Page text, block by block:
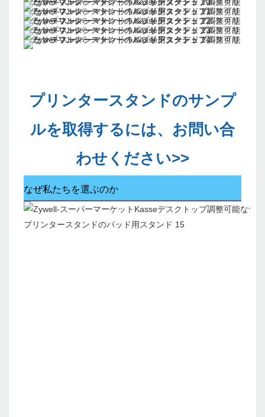
プリンタースタンドのサンプ
ルを取得するには、お問い合
わせください>>
なぜ私たちを選ぶのか